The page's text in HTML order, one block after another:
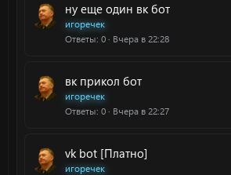
ну еще один вк бот
игоречек
Ответы 0 Вчера в 22:28
вк прикол бот
игоречек
Ответы 0 Вчера в 22:27
vk bot [Платно]
игоречек